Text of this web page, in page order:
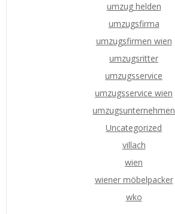
umzug helden
umzugsfirma
umzugsfirmen wien
umzugsritter
umzugsservice
umzugsservice wien
umzugsunternehmen
Uncategorized
villach
wien
wiener möbelpacker
wko